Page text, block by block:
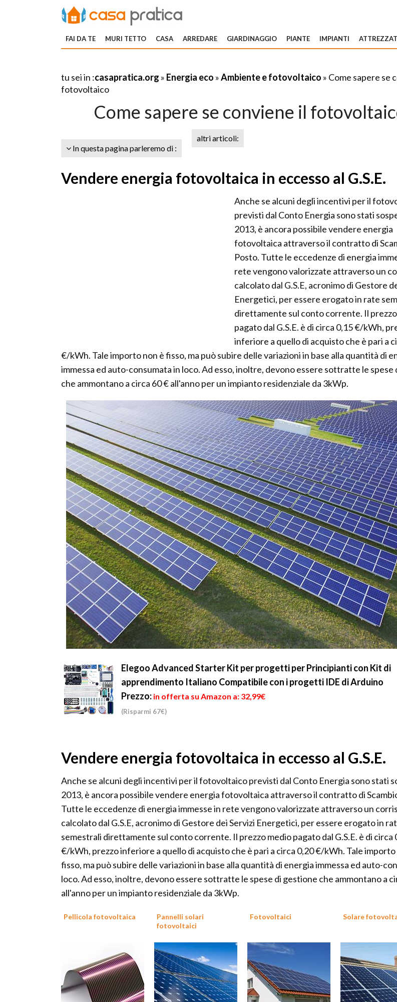
FAI DA TE MURI TETTO CASA ARREDARE GIARDINAGGIO PIANTE IMPIANTI
tu sei in :casapratica.org » Energia eco »Ambiente e fotovoltaico » Come sapere se
fotovoltaico
Come sapere se conviene il
In questa pagina parleremo di :
altri articoli:
Vendere energia fotovoltaica in eccesso al G.S.E.
Anche se alcuni degli incentivi per il
previsti dal Conto Energia sono stati
2013, è ancora possibile vendere energia
fotovoltaica attraverso il contratto di
Posto. Tutte le eccedenze di energia
rete vengono valorizzate attraverso un
calcolato dal G.S.E, acronimo di Gestore
Energetici, per essere erogato in rate
direttamente sul conto corrente. Il
pagato dal G.S.E. è di circa 0,15 €/kWh,
inferiore a quello di acquisto che è pari a
€/kWh. Tale importo non è fisso, ma può subire delle variazioni in base alla quantità di
immessa ed auto-consumata in loco. Ad esso, inoltre, devono essere sottratte le spese
che ammontano a circa 60 € all'anno per un impianto residenziale da 3kWp.
Elegoo Advanced Starter Kit per progetti per Principianti con Kit di
apprendimento Italiano Compatibile con i progetti IDE di Arduino
Prezzo: in offerta su Amazon a: 32,99€
(Risparmi 67€)
Vendere energia fotovoltaica in eccesso al G.S.E.
Anche se alcuni degli incentivi per il fotovoltaico previsti dal Conto Energia sono stati
2013, è ancora possibile vendere energia fotovoltaica attraverso il contratto di
Tutte le eccedenze di energia immesse in rete vengono valorizzate attraverso un
calcolato dal G.S.E, acronimo di Gestore dei Servizi Energetici, per essere erogato in
semestrali direttamente sul conto corrente. Il prezzo medio pagato dal G.S.E. è di circa
€/kWh, prezzo inferiore a quello di acquisto che è pari a circa 0,20 €/kWh. Tale importo
fisso, ma può subire delle variazioni in base alla quantità di energia immessa ed auto-
loco. Ad esso, inoltre, devono essere sottratte le spese di gestione che ammontano a
all'anno per un impianto residenziale da 3kWp.
Pellicola fotovoltaica
Pannelli solari
fotovoltaici
Fotovoltaici Solare